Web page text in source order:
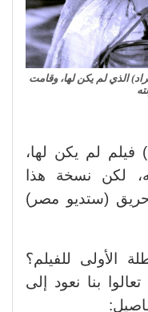
الذي لم يكن لها، وقامت
فيلم لم يكن لها،
لكن نسخة هذا
حريق (ستديو مصر)
الأولى للفيلم؟
بنا نعود إلى